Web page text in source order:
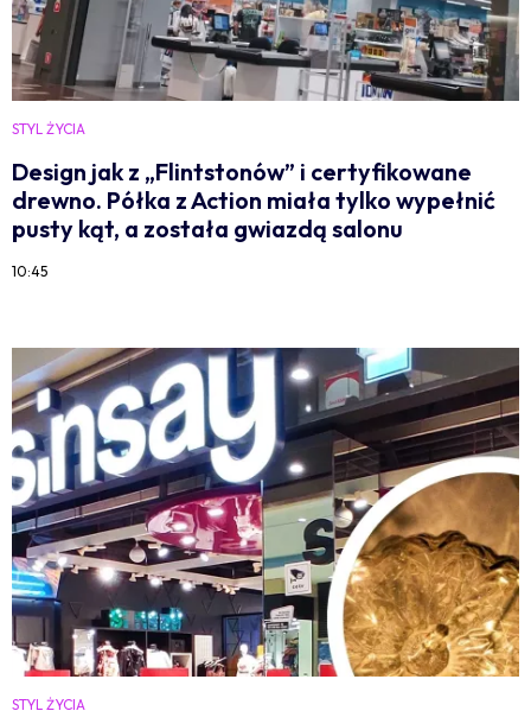
STYL ŻYCIA
Design jak z „Flintstonów” i certyfikowane
drewno. Półka z Action miała tylko wypełnić
pusty kąt, a została gwiazdą salonu
10:45
STYL ŻYCIA